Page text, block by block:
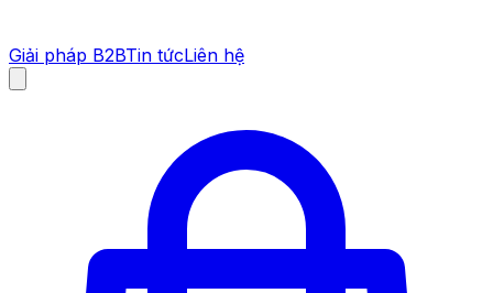
Giải pháp B2BTin tứcLiên hệ